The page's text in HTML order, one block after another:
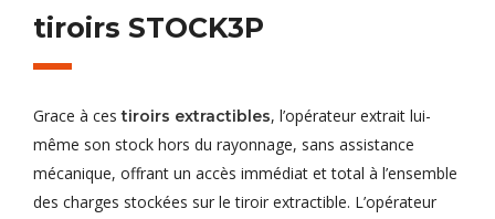
tiroirs STOCK3P
Grace à cestiroirs extractibles, l’opérateur extrait lui-
même son stock hors du rayonnage, sans assistance
mécanique, offrant un accès immédiat et total à l’ensemble
des charges stockées sur le tiroir extractible. L’opérateur